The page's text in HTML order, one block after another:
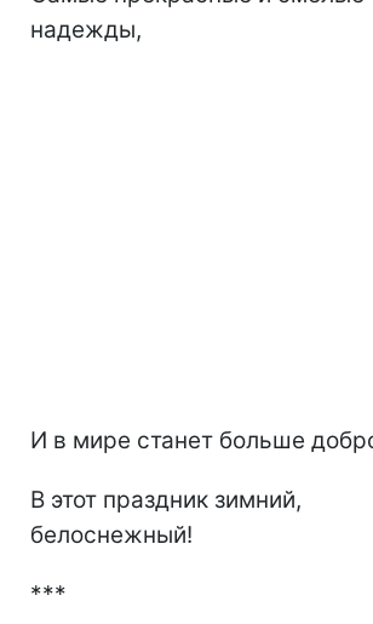
надежды,
И в мире станет больше
В этот праздник зимний,
белоснежный!
***